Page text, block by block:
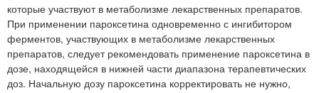
которые участвуют в метаболизме лекарственных препаратов.
При применении пароксетина одновременно с ингибитором
ферментов, участвующих в метаболизме лекарственных
препаратов, следует рекомендовать применение пароксетина в
дозе, находящейся в нижней части диапазона терапевтических
доз. Начальную дозу пароксетина корректировать не нужно,